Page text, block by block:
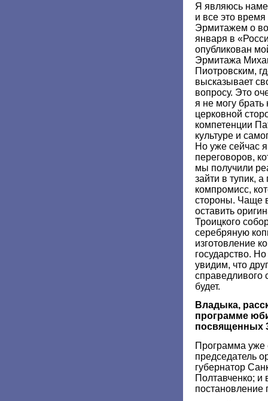
Я являюсь
и все это
Эрмитажем о
января в
опубликован
Эрмитажа
Пиотровским,
высказывает
вопросу. Это
я не могу
церковной
компетенции
культуре и
Но уже сейчас я
переговоров,
мы получили
зайти в тупик,
компромисс,
стороны. Чаще
оставить
Троицкого
серебряную
изготовление
государство.
увидим, что
справедливого
будет.
Владыка,
программе
посвященных
Программа уже
председатель
губернатор
Полтавченко;
постановление